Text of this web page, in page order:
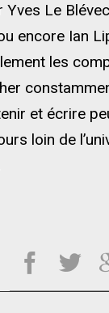
Le
encore Ian
les
et écrire
loin de